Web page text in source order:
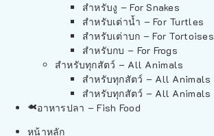
สำหรับงู – For Snakes
สำหรับเต่าน้ำ – For Turtles
สำหรับเต่าบก – For Tortoises
สำหรับกบ – For Frogs
สำหรับทุกสัตว์ – All Animals
สำหรับทุกสัตว์ – All Animals
สำหรับทุกสัตว์ – All Animals
อาหารปลา – Fish Food
หน้าหลัก